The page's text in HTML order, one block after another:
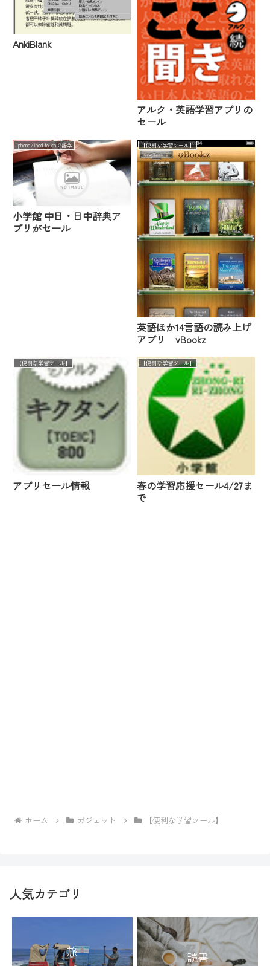
AnkiBlank
アルク・英語学習アプリの
セール
iphone/ipod touchで語学
小学館 中日・日中辞典ア
プリがセール
【便利な学習ツール】
英語ほか14言語の読み上げ
アプリ vBookz
【便利な学習ツール】
アプリセール情報
【便利な学習ツール】
春の学習応援セール4/27ま
で
ホーム ガジェット 【便利な学習ツール】
人気カテゴリ
旅 読書